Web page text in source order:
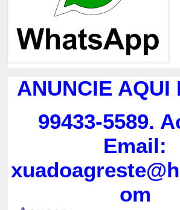
ANUNCIE AQUI
99433-5589.
Email:
om